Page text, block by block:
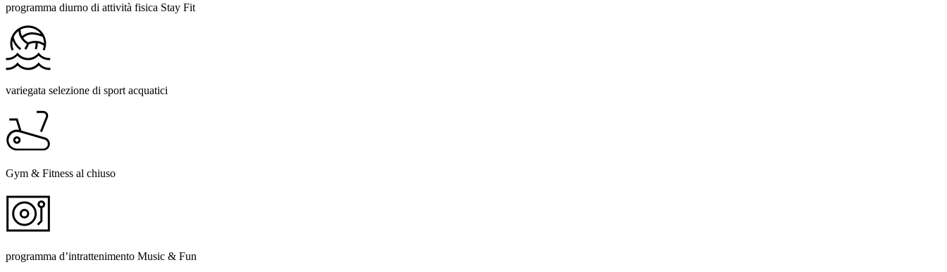
programma diurno di attività fisica Stay Fit
variegata selezione di sport acquatici
Gym & Fitness al chiuso
programma d’intrattenimento Music & Fun